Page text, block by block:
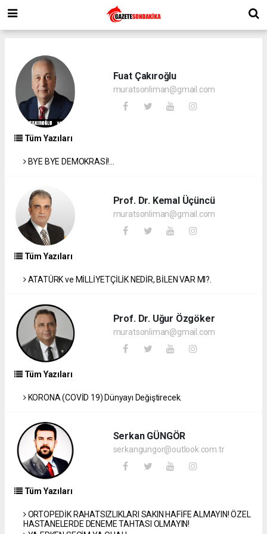
Fuat Çakıroğlu
muratsonliman@gmail.com
Tüm Yazıları
BYE BYE DEMOKRASİ!...
Prof. Dr. Kemal Üçüncü
muratsonliman@gmail.com
Tüm Yazıları
ATATÜRK ve MİLLİYETÇİLİK NEDİR, BİLEN VAR MI?.
Prof. Dr. Uğur Özgöker
muratsonliman@gmail.com
Tüm Yazıları
KORONA (COVİD 19) Dünyayı Değiştirecek.
Serkan GÜNGÖR
serkangungor@outlook.com.tr
Tüm Yazıları
ORTOPEDİK RAHATSIZLIKLARI SAKIN HAFİFE ALMAYIN! ÖZEL
HASTANELERDE DENEME TAHTASI OLMAYIN!